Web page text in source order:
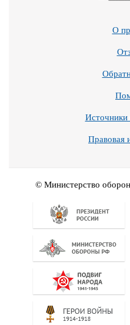
О
Правовая
© Министерство